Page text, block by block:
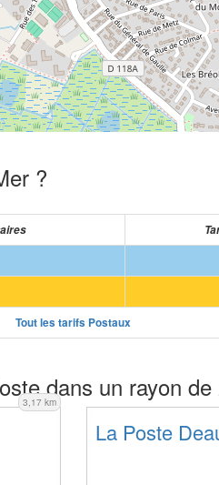
?
Tout les tarifs Postaux
dans un rayon
3,17 km
La Poste